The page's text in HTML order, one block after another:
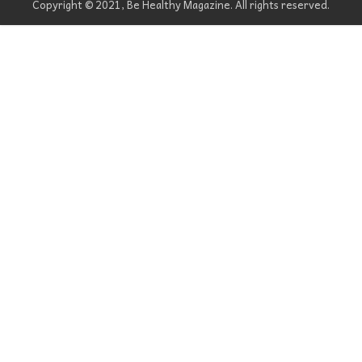
Copyright © 2021, Be Healthy Magazine. All rights reserved.